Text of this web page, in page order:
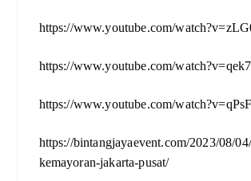
https://www.youtube.com/
https://www.youtube.com/
https://www.youtube.com/
https://bintangjayaevent.com/2023/08/
kemayoran-jakarta-pusat/